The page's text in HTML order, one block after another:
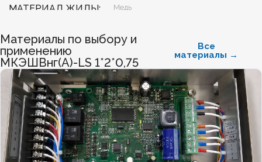
МАТЕРИАЛ ЖИЛЫ Медь
БЕЗГАЛОГЕННЫЙ Нет
ХЛАДОСТОЙКИЙ Нет
СЕЧЕНИЕ ТПЖ 0,75
ОГНЕСТОЙКИЙ Нет
Материалы по выбору и
применению
МКЭШВнг(А)-LS 1*2*0,75
Все
материалы →